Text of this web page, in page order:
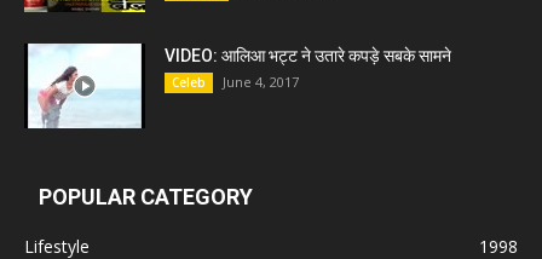
VIDEO: आलिआ भट्ट ने उतारे कपड़े सबके सामने
Celeb June 4, 2017
POPULAR CATEGORY
Lifestyle
1998